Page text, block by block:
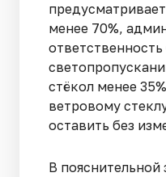
менее 70%,
стёкол менее
ветровому
оставить без
В пояснительной